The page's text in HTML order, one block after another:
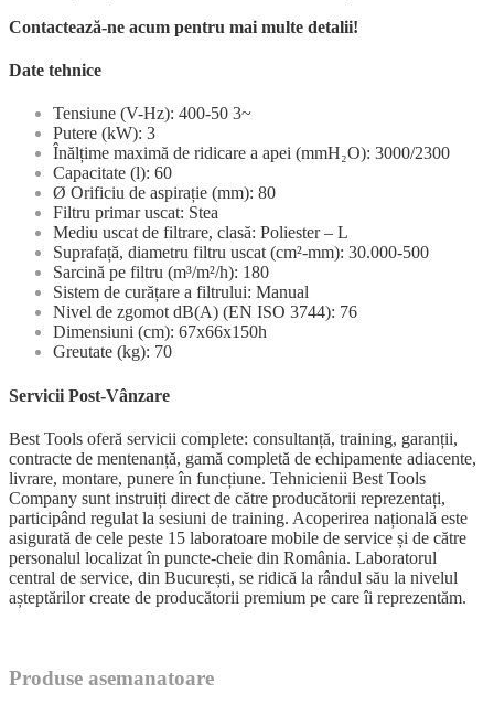
Contactează-ne acum pentru mai multe detalii!
Date tehnice
Tensiune (V-Hz): 400-50 3~
Putere (kW): 3
Înălțime maximă de ridicare a apei (mmH₂O): 3000/2300
Capacitate (l): 60
Ø Orificiu de aspirație (mm): 80
Filtru primar uscat: Stea
Mediu uscat de filtrare, clasă: Poliester – L
Suprafață, diametru filtru uscat (cm²-mm): 30.000-500
Sarcină pe filtru (m³/m²/h): 180
Sistem de curățare a filtrului: Manual
Nivel de zgomot dB(A) (EN ISO 3744): 76
Dimensiuni (cm): 67x66x150h
Greutate (kg): 70
Servicii Post-Vânzare
Best Tools oferă servicii complete: consultanță, training, garanții,
contracte de mentenanță, gamă completă de echipamente adiacente,
livrare, montare, punere în funcțiune. Tehnicienii Best Tools
Company sunt instruiți direct de către producătorii reprezentați,
participând regulat la sesiuni de training. Acoperirea națională este
asigurată de cele peste 15 laboratoare mobile de service și de către
personalul localizat în puncte-cheie din România. Laboratorul
central de service, din București, se ridică la rândul său la nivelul
așteptărilor create de producătorii premium pe care îi reprezentăm.
Produse asemanatoare